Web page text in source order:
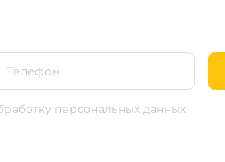
персональных данных